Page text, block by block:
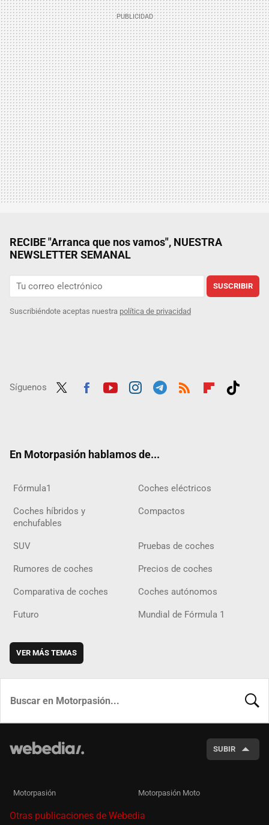
RECIBE "Arranca que nos vamos", NUESTRA
NEWSLETTER SEMANAL
SUSCRIBIR
Suscribiéndote aceptas nuestra política de privacidad
Síguenos
En Motorpasión hablamos de...
Fórmula1 Coches eléctricos
Coches híbridos y
enchufables
Compactos
SUV Pruebas de coches
Rumores de coches Precios de coches
Comparativa de coches Coches autónomos
Futuro Mundial de Fórmula 1
VER MÁS TEMAS
SUBIR
Motorpasión Motorpasión Moto
Otras publicaciones de Webedia